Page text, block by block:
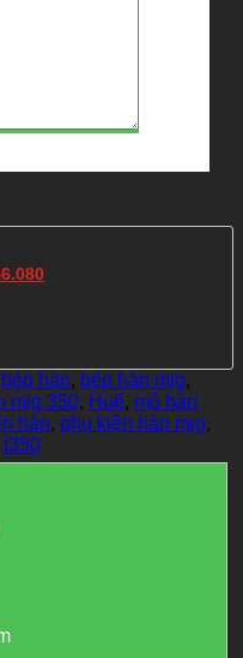
bép hàn, bép hàn mig,
mig 350, Huế, mỏ hàn
hàn, phụ kiện hàn mig,
t350